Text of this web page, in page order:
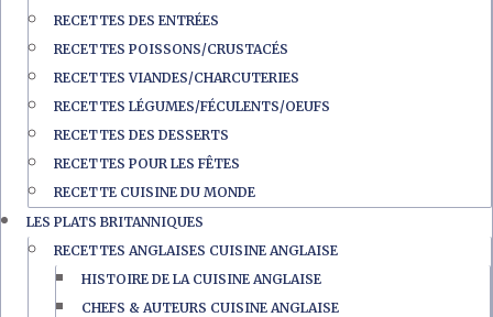
RECETTES DES ENTRÉES
RECETTES POISSONS/CRUSTACÉS
RECETTES VIANDES/CHARCUTERIES
RECETTES LÉGUMES/FÉCULENTS/OEUFS
RECETTES DES DESSERTS
RECETTES POUR LES FÊTES
RECETTE CUISINE DU MONDE
LES PLATS BRITANNIQUES
RECETTES ANGLAISES CUISINE ANGLAISE
HISTOIRE DE LA CUISINE ANGLAISE
CHEFS & AUTEURS CUISINE ANGLAISE